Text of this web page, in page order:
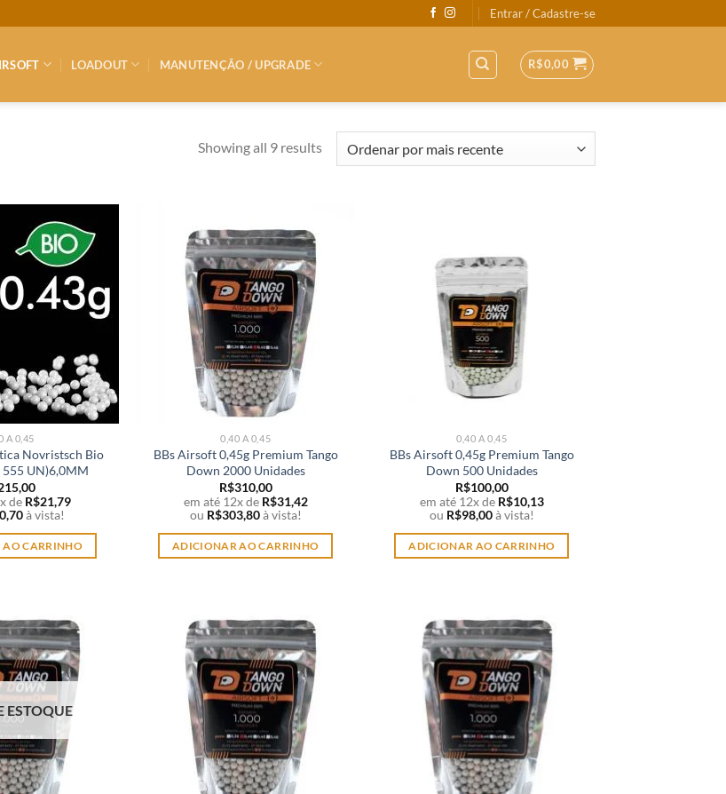
Entrar / Cadastre-se
LOADOUT MANUTENÇÃO / UPGRADE R$0,00
Showing all 9 results
A 0,45
Novristsch Bio
555 UN)6,0MM
de R$21,79
à vista!
CARRINHO
0,40 A 0,45
BBs Airsoft 0,45g Premium Tango
Down 2000 Unidades
R$310,00
em até 12x de R$31,42
ou R$303,80à vista!
ADICIONAR AO CARRINHO
0,40 A 0,45
BBs Airsoft 0,45g Premium Tango
Down 500 Unidades
R$100,00
em até 12x de R$10,13
ou R$98,00à vista!
ADICIONAR AO CARRINHO
ESTOQUE